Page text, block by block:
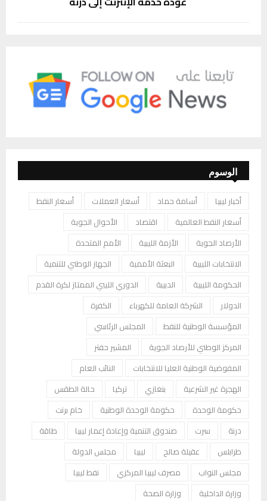
الوسوم
أخبار ليبيا أسامة حماد أسعار العملات
أسعار النفط
أسعار النفط العالمية
اقتصاد
الأحوال الجوية
الأرصاد الجوية
الأزمة الليبية
الأمم المتحدة
الانتخابات الليبية
البعثة الأممية
الجهاز الوطني للتنمية
الحكومة الليبية
الدبيبة
الدوري الليبي الممتاز لكرة القدم
الدولار
الشركة العامة للكهرباء
الكفرة
المؤسسة الوطنية للنفط
المجلس الرئاسي
المركز الوطني للأرصاد الجوية
المشير حفتر
المفوضية الوطنية العليا للانتخابات
النائب العام
الهجرة غير الشرعية
بنغازي تركيا
حالة الطقس
حكومة الوحدة
حكومة الوحدة الوطنية
خام برنت
درنة
سرت صندوق التنمية وإعادة إعمار ليبيا
طاقة
طرابلس
عقيلة صالح ليبيا
مجلس الدولة
مجلس النواب
مصرف ليبيا المركزي
نفط ليبيا
وزارة الداخلية
وزارة الصحة